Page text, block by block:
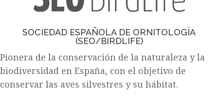
SOCIEDAD ESPAÑOLA DE ORNITOLOGÍA
(SEO/BIRDLIFE)
Pionera de la conservación de la naturaleza y la
biodiversidad en España, con el objetivo de
conservar las aves silvestres y su hábitat.